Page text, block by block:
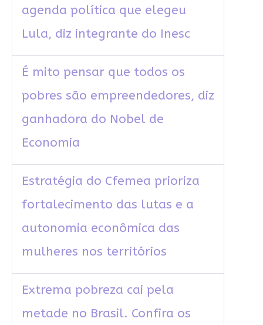
agenda política que elegeu
Lula, diz integrante do Inesc
É mito pensar que todos os
pobres são empreendedores, diz
ganhadora do Nobel de
Economia
Estratégia do Cfemea prioriza
fortalecimento das lutas e a
autonomia econômica das
mulheres nos territórios
Extrema pobreza cai pela
metade no Brasil. Confira os